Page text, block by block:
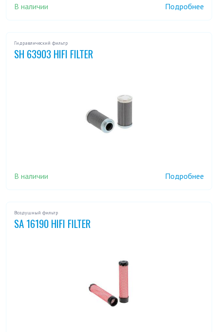
В наличии Подробнее
Гидравлический фильтр
SH 63903 HIFI FILTER
В наличии Подробнее
Воздушный фильтр
SA 16190 HIFI FILTER